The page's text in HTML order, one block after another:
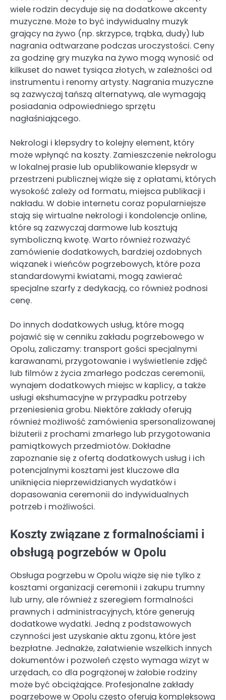
wiele rodzin decyduje się na dodatkowe akcenty
muzyczne. Może to być indywidualny muzyk
grający na żywo (np. skrzypce, trąbka, dudy) lub
nagrania odtwarzane podczas uroczystości. Ceny
za godzinę gry muzyka na żywo mogą wynosić od
kilkuset do nawet tysiąca złotych, w zależności od
instrumentu i renomy artysty. Nagrania muzyczne
są zazwyczaj tańszą alternatywą, ale wymagają
posiadania odpowiedniego sprzętu
nagłaśniającego.
Nekrologi i klepsydry to kolejny element, który
może wpłynąć na koszty. Zamieszczenie nekrologu
w lokalnej prasie lub opublikowanie klepsydr w
przestrzeni publicznej wiąże się z opłatami, których
wysokość zależy od formatu, miejsca publikacji i
nakładu. W dobie internetu coraz popularniejsze
stają się wirtualne nekrologi i kondolencje online,
które są zazwyczaj darmowe lub kosztują
symboliczną kwotę. Warto również rozważyć
zamówienie dodatkowych, bardziej ozdobnych
wiązanek i wieńców pogrzebowych, które poza
standardowymi kwiatami, mogą zawierać
specjalne szarfy z dedykacją, co również podnosi
cenę.
Do innych dodatkowych usług, które mogą
pojawić się w cenniku zakładu pogrzebowego w
Opolu, zaliczamy: transport gości specjalnymi
karawanami, przygotowanie i wyświetlenie zdjęć
lub filmów z życia zmarłego podczas ceremonii,
wynajem dodatkowych miejsc w kaplicy, a także
usługi ekshumacyjne w przypadku potrzeby
przeniesienia grobu. Niektóre zakłady oferują
również możliwość zamówienia spersonalizowanej
biżuterii z prochami zmarłego lub przygotowania
pamiątkowych przedmiotów. Dokładne
zapoznanie się z ofertą dodatkowych usług i ich
potencjalnymi kosztami jest kluczowe dla
uniknięcia nieprzewidzianych wydatków i
dopasowania ceremonii do indywidualnych
potrzeb i możliwości.
Koszty związane z formalnościami i
obsługą pogrzebów w Opolu
Obsługa pogrzebu w Opolu wiąże się nie tylko z
kosztami organizacji ceremonii i zakupu trumny
lub urny, ale również z szeregiem formalności
prawnych i administracyjnych, które generują
dodatkowe wydatki. Jedną z podstawowych
czynności jest uzyskanie aktu zgonu, które jest
bezpłatne. Jednakże, załatwienie wszelkich innych
dokumentów i pozwoleń często wymaga wizyt w
urzędach, co dla pogrążonej w żałobie rodziny
może być obciążające. Profesjonalne zakłady
pogrzebowe w Opolu często oferują kompleksową